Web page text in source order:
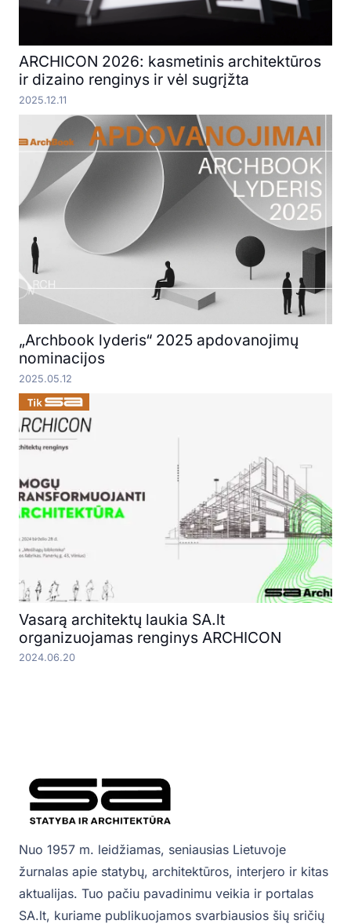
ARCHICON 2026: kasmetinis architektūros
ir dizaino renginys ir vėl sugrįžta
2025.12.11
„Archbook lyderis“ 2025 apdovanojimų
nominacijos
2025.05.12
Vasarą architektų laukia SA.lt
organizuojamas renginys ARCHICON
2024.06.20
Nuo 1957 m. leidžiamas, seniausias Lietuvoje
žurnalas apie statybų, architektūros, interjero ir kitas
aktualijas. Tuo pačiu pavadinimu veikia ir portalas
SA.lt, kuriame publikuojamos svarbiausios šių sričių